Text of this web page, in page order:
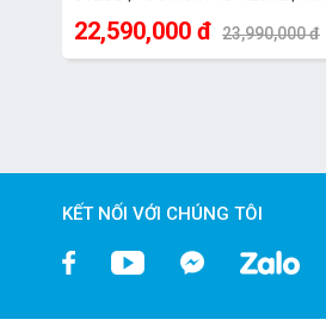
Microsoft 365 basic bản quyền
vĩnh viễn| Bạc)
22,590,000 đ 23,990,000 đ
KẾT NỐI VỚI CHÚNG TÔI